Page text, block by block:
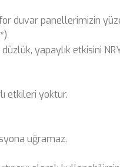
duvar panellerimizin
yapaylık etkisini
etkileri yoktur.
uğramaz.